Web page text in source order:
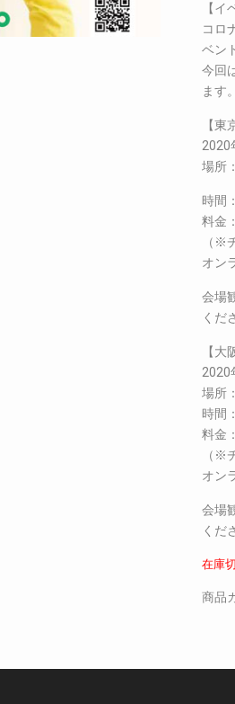
【イ
コロ
ベン
今回
ます。
【東
2020
場所
時間
料金
（※
オン
会場
くだ
【大
2020
場所
時間
料金
（※
オン
会場
くだ
在庫
商品